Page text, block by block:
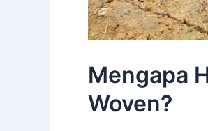
Mengapa
Woven?